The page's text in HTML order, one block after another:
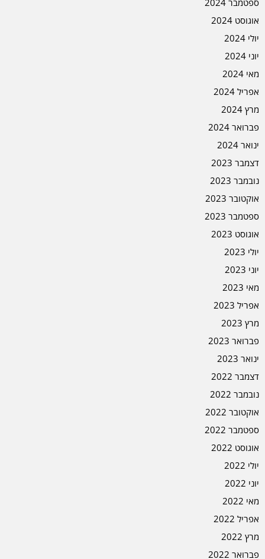
אוגוסט 2024
יולי 2024
יוני 2024
מאי 2024
אפריל 2024
מרץ 2024
פברואר 2024
ינואר 2024
דצמבר 2023
נובמבר 2023
אוקטובר 2023
ספטמבר 2023
אוגוסט 2023
יולי 2023
יוני 2023
מאי 2023
אפריל 2023
מרץ 2023
פברואר 2023
ינואר 2023
דצמבר 2022
נובמבר 2022
אוקטובר 2022
ספטמבר 2022
אוגוסט 2022
יולי 2022
יוני 2022
מאי 2022
אפריל 2022
מרץ 2022
פברואר 2022